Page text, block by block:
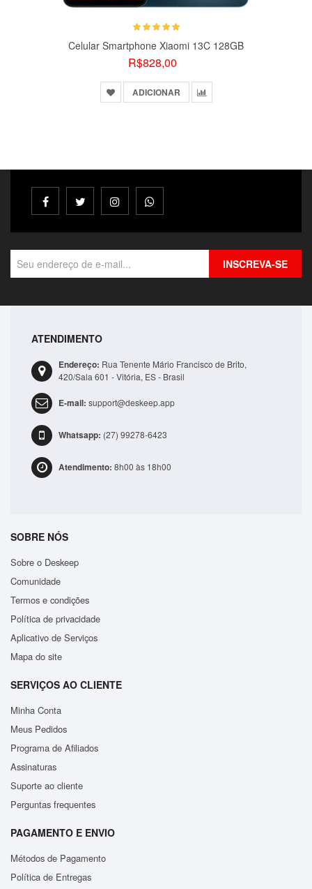
Celular Smartphone Xiaomi 13C 128GB
R$828,00
ADICIONAR
R$41,99
ADICIONAR
INSCREVA-SE
ATENDIMENTO
Endereço: Rua Tenente Mário Francisco de Brito,
420/Sala 601 - Vitória, ES - Brasil
E-mail: support@deskeep.app
Whatsapp: (27) 99278-6423
Atendimento: 8h00 às 18h00
SOBRE NÓS
Sobre o Deskeep
Comunidade
Termos e condições
Política de privacidade
Aplicativo de Serviços
Mapa do site
SERVIÇOS AO CLIENTE
Minha Conta
Meus Pedidos
Programa de Afiliados
Assinaturas
Suporte ao cliente
Perguntas frequentes
PAGAMENTO E ENVIO
Métodos de Pagamento
Política de Entregas